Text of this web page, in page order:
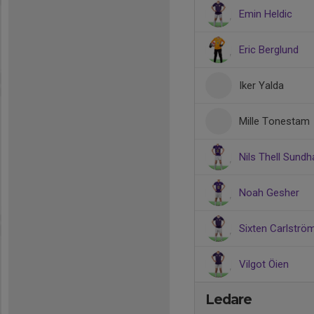
Emin Heldic
Eric Berglund
Iker Yalda
Mille Tonestam
Nils Thell
Noah Gesher
Sixten
Vilgot Öien
Ledare